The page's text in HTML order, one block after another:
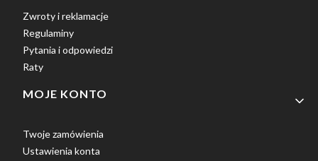
Zwroty i reklamacje
Regulaminy
Pytania i odpowiedzi
Raty
MOJE KONTO
Twoje zamówienia
Ustawienia konta